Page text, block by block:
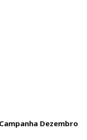
Dezembro